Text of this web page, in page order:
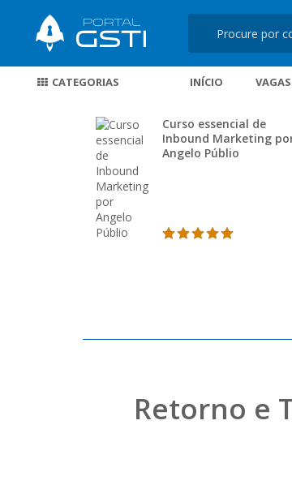
CATEGORIAS INÍCIO VAGAS
Curso essencial de
Inbound Marketing
Angelo Públio
Retorno e